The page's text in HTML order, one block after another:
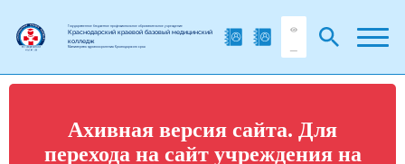
Государственное бюджетное профессиональное образовательное учреждение
Краснодарский краевой базовый медицинский
колледж
Министерства здравоохранения Краснодарского края
Ахивная версия сайта. Для
перехода на сайт учреждения на